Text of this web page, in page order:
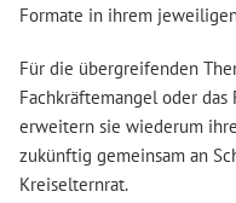
Formate in ihrem
Für die übergreifenden
Fachkräftemangel oder
erweitern sie wiederum
zukünftig gemeinsam an
Kreiselternrat.